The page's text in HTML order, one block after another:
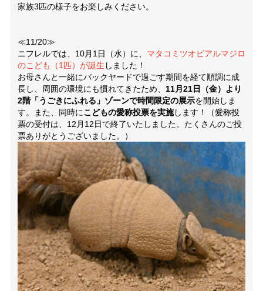
家族3匹の様子をお楽しみください。
≪11/20≫
ニフレルでは、10月1日（水）に、 マタコミツオビアルマジロ
のこども（1匹）が誕生 しました！
お母さんと一緒にバックヤードで過ごす期間を経て順調に成
長し、周囲の環境にも慣れてきたため、 11月21日（金）より
2階「うごきにふれる」ゾーンで時間限定の展示を開始しま
す。また、同時にこどもの愛称投票を実施します！（愛称投
票の受付は、12月12日で終了いたしました。たくさんのご投
票ありがとうございました。）